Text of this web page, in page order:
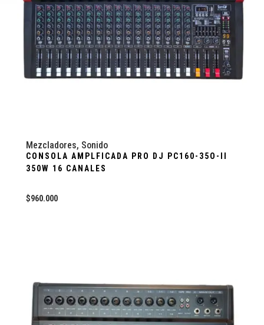
Mezcladores, Sonido
CONSOLA AMPLFICADA PRO DJ PC160-35O-II
350W 16 CANALES
$960.000